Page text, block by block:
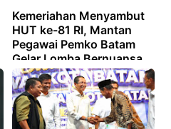
Kemeriahan Menyambut
HUT ke-81 RI, Mantan
Pegawai Pemko Batam
Gelar Lomba Bernuansa